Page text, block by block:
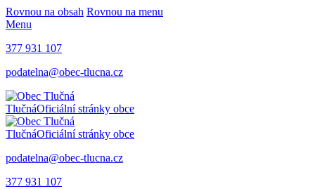
Rovnou na obsah Rovnou na menu
Menu
377 931 107
podatelna@obec-tlucna.cz
TlučnáOficiální stránky obce
TlučnáOficiální stránky obce
podatelna@obec-tlucna.cz
377 931 107